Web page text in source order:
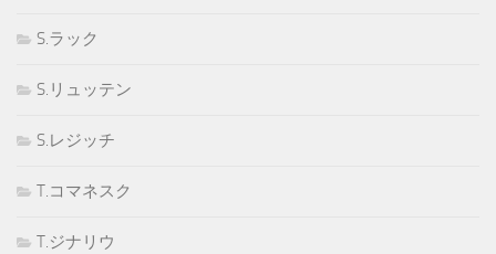
S.ラック
S.リュッテン
S.レジッチ
T.コマネスク
T.ジナリウ